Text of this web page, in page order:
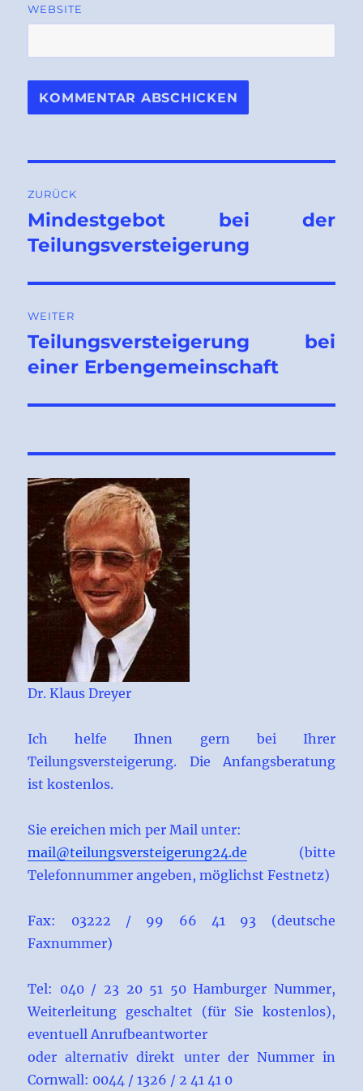
WEBSITE
ZURÜCK
Vorheriger
Beitrag:
Mindestgebot bei der
Teilungsversteigerung
WEITER
Nächster
Beitrag:
Teilungsversteigerung bei
einer Erbengemeinschaft
Dr. Klaus Dreyer
Ich helfe Ihnen gern bei Ihrer
Teilungsversteigerung. Die Anfangsberatung
ist kostenlos.
Sie ereichen mich per Mail unter:
mail@teilungsversteigerung24.de (bitte
Telefonnummer angeben, möglichst Festnetz)
Fax: 03222 / 99 66 41 93 (deutsche
Faxnummer)
Tel: 040 / 23 20 51 50 Hamburger Nummer,
Weiterleitung geschaltet (für Sie kostenlos),
eventuell Anrufbeantworter
oder alternativ direkt unter der Nummer in
Cornwall: 0044 / 1326 / 2 41 41 0